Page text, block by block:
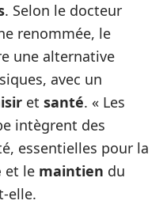
. Selon le docteur
renommée, le
une alternative
avec un
et santé. « Les
intègrent des
essentielles pour la
et le maintien du
elle.